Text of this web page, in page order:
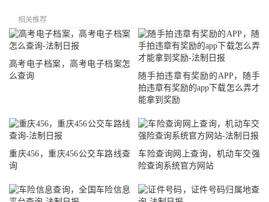
相关推荐
高考电子档案，高考电子档案怎
么查询
随手拍违章有奖励的APP，随手
拍违章有奖励的app下载怎么弄才
能拿到奖励
重庆456，重庆456公交车路线查
询
车险查询网上查询，机动车交强
险查询系统官方网站